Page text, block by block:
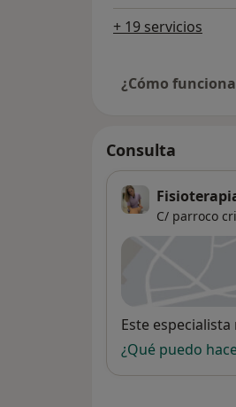
+ 19 servicios
¿Cómo
Consulta
C/ parroco
Disponibilidad
Este
¿Qué puedo